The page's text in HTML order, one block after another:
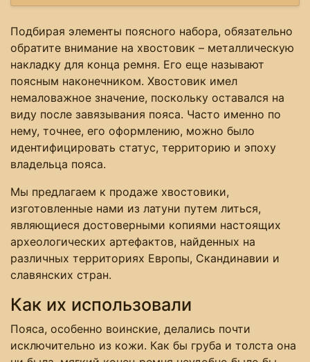
Подбирая элементы поясного набора, обязательно
обратите внимание на хвостовик – металлическую
накладку для конца ремня. Его еще называют
поясным наконечником. Хвостовик имел
немаловажное значение, поскольку оставался на
виду после завязывания пояса. Часто именно по
нему, точнее, его оформлению, можно было
идентифицировать статус, территорию и эпоху
владельца пояса.
Мы предлагаем к продаже хвостовики,
изготовленные нами из латуни путем литься,
являющиеся достоверными копиями настоящих
археологических артефактов, найденных на
различных территориях Европы, Скандинавии и
славянских стран.
Как их использовали
Пояса, особенно воинские, делались почти
исключительно из кожи. Как бы груба и толста она